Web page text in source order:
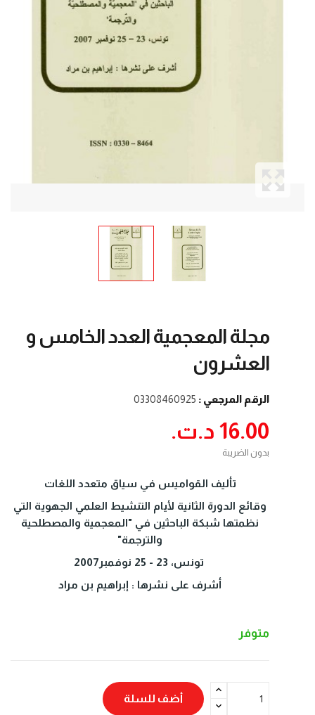
مجلة المعجمية العدد الخامس و
العشرون
الرقم المرجعي : 03308460925
16.00 د.ت.‏
بدون الضريبة
تأليف القواميس في سياق متعدد اللغات
وقائع الدورة الثانية لأيام التنشيط العلمي الجهوية التي
نظمتها شبكة الباحثين في "المعجمية والمصطلحية
والترجمة"
تونس، 23 - 25 نوفمبر2007
أشرف على نشرها : إبراهيم بن مراد
متوفر
أضف للسلة